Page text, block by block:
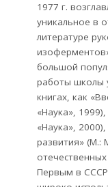
1977 г.
уникальное в
литературе
большой
работы школы
книгах, как
«Наука»,
«Наука»,
развития» (М.:
Первым в